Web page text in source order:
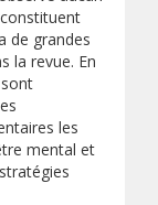
de grandes
la revue. En
les
mental et